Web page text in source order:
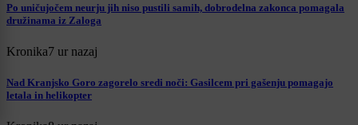
Po uničujočem neurju jih niso pustili samih, dobrodelna zakonca pomagala
družinama iz Zaloga
Kronika7 ur nazaj
Nad Kranjsko Goro zagorelo sredi noči: Gasilcem pri gašenju pomagajo
letala in helikopter